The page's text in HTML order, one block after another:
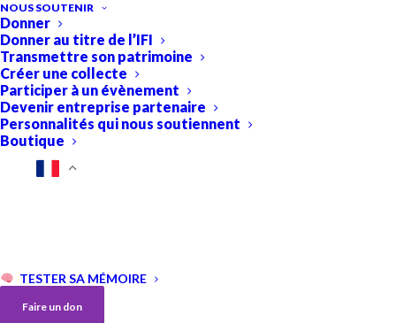
NOUS SOUTENIR
Donner
Donner au titre de l’IFI
Transmettre son patrimoine
Créer une collecte
Participer à un évènement
Devenir entreprise partenaire
Personnalités qui nous soutiennent
Boutique
TESTER SA MÉMOIRE
Faire un don
Pour la première fois en Europe, les spécialistes de la
collaboration étroite avec le Pr Emanuele Buratti
(ICGEB, Trieste) et un comité scientifique